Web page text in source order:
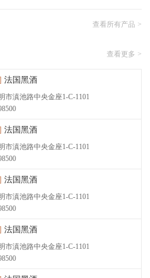
>
查看所有产品
>
查看更多
法国黑酒
市滇池路中央金座1-C-1101
法国黑酒
市滇池路中央金座1-C-1101
法国黑酒
市滇池路中央金座1-C-1101
法国黑酒
市滇池路中央金座1-C-1101